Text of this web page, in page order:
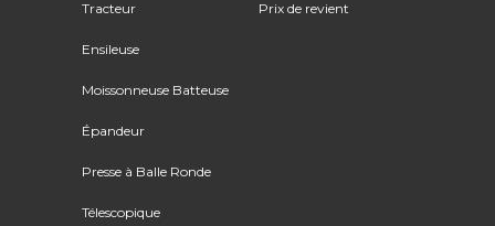
Tracteur
Ensileuse
Moissonneuse Batteuse
Épandeur
Presse à Balle Ronde
Télescopique
Prix de revient